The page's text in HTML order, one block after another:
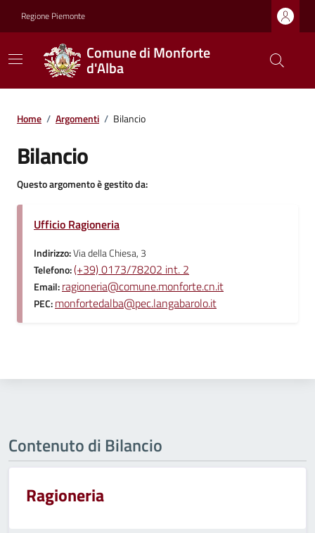
Regione Piemonte
Comune di Monforte
d'Alba
Home / Argomenti / Bilancio
Bilancio
Questo argomento è gestito da:
Ufficio Ragioneria
Indirizzo:Via della Chiesa, 3
Telefono:(+39) 0173/78202 int. 2
Email:ragioneria@comune.monforte.cn.it
PEC:monfortedalba@pec.langabarolo.it
Contenuto di Bilancio
Ragioneria